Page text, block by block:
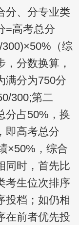
分、分专业类
=高考总分
（综
分数换算，
满分为750分
300;第二
分占50%，换
即高考总分
×50%，综合
同时，首先比
考生位次排序
投档；如仍相
在前者优先投